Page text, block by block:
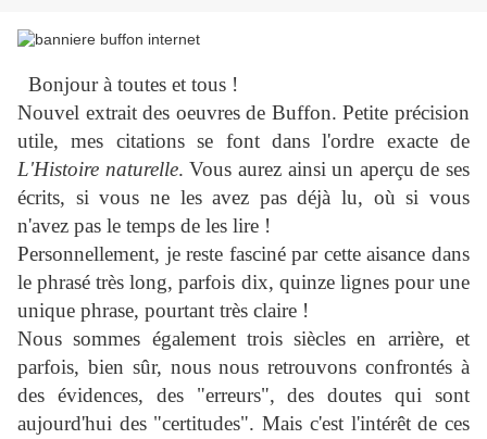
Bonjour à toutes et tous !
Nouvel extrait des oeuvres de Buffon. Petite précision
utile, mes citations se font dans l'ordre exacte de
L'Histoire naturelle. Vous aurez ainsi un aperçu de ses
écrits, si vous ne les avez pas déjà lu, où si vous
n'avez pas le temps de les lire !
Personnellement, je reste fasciné par cette aisance dans
le phrasé très long, parfois dix, quinze lignes pour une
unique phrase, pourtant très claire !
Nous sommes également trois siècles en arrière, et
parfois, bien sûr, nous nous retrouvons confrontés à
des évidences, des "erreurs", des doutes qui sont
aujourd'hui des "certitudes". Mais c'est l'intérêt de ces